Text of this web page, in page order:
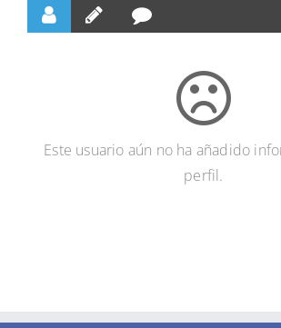
Este usuario aún no ha añadido
perfil.